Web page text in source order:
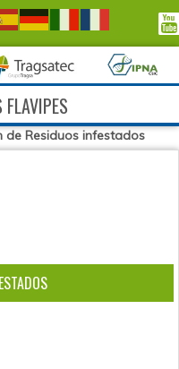
de Residuos infestados